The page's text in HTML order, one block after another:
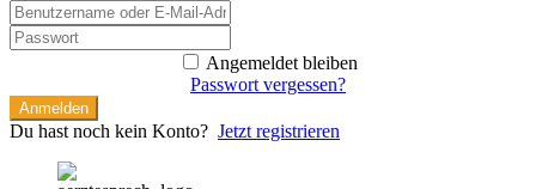
Angemeldet bleiben
Passwort vergessen?
Anmelden
Du hast noch kein Konto? Jetzt registrieren